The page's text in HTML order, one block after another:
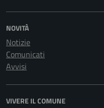
NOVITÀ
Notizie
Comunicati
Avvisi
VIVERE IL COMUNE